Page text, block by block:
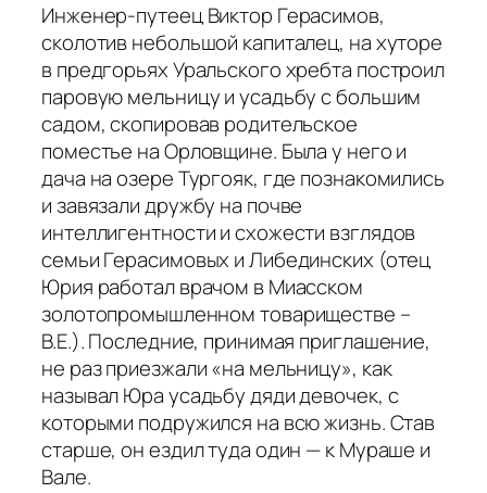
Инженер-путеец Виктор Герасимов,
сколотив небольшой капиталец, на хуторе
в предгорьях Уральского хребта построил
паровую мельницу и усадьбу с большим
садом, скопировав родительское
поместье на Орловщине. Была у него и
дача на озере Тургояк, где познакомились
и завязали дружбу на почве
интеллигентности и схожести взглядов
семьи Герасимовых и Либединских (отец
Юрия работал врачом в Миасском
золотопромышленном товариществе –
В.Е.). Последние, принимая приглашение,
не раз приезжали «на мельницу», как
называл Юра усадьбу дяди девочек, с
которыми подружился на всю жизнь. Став
старше, он ездил туда один — к Мураше и
Вале.